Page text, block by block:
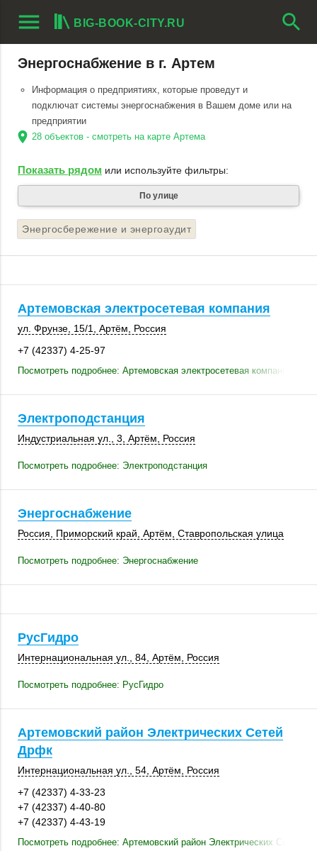
menu BIG-BOOK-CITY.RU search
Энергоснабжение в г. Артем
Информация о предприятиях, которые проведут и
подключат системы энергоснабжения в Вашем доме или на
предприятии
location_on 28 объектов - смотреть на карте Артема
Показать рядом или используйте фильтры:
По улице
Энергосбережение и энергоаудит
Артемовская электросетевая компания
ул. Фрунзе 15/1 Артём
Россия
+7 (42337) 4-25-97
Посмотреть подробнее: Артемовская электросетевая компания
Электроподстанция
Индустриальная ул., 3, Артём Россия
Посмотреть подробнее: Электроподстанция
Энергоснабжение
Россия Приморский край Артём , Ставропольская улица
Посмотреть подробнее: Энергоснабжение
РусГидро
Интернациональная ул., 84, Артём Россия
Посмотреть подробнее: РусГидро
Артемовский район Электрических Сетей
Дрфк
Интернациональная ул., 54, Артём
Россия
+7 (42337) 4-33-23
+7 (42337) 4-40-80
+7 (42337) 4-43-19
Посмотреть подробнее: Артемовский район Электрических Сетей